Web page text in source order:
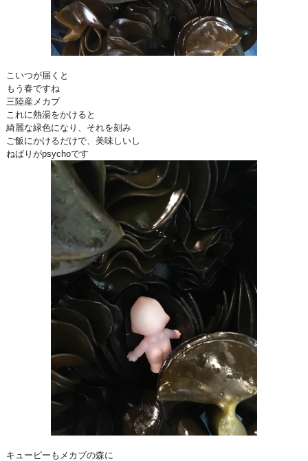
こいつが届くと
もう春ですね
三陸産メカブ
これに熱湯をかけると
綺麗な緑色になり、それを刻み
ご飯にかけるだけで、美味しいし
ねばりがpsychoです
キューピーもメカブの森に